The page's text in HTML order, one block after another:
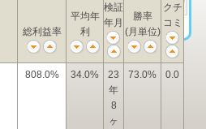
総利益率
平均年
利
検証
年月
勝率
(月単位)
クチ
コミ
808.0% 34.0%
23
年
8
ヶ
73.0% 0.0